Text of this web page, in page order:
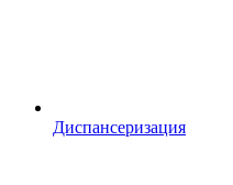
Диспансеризация